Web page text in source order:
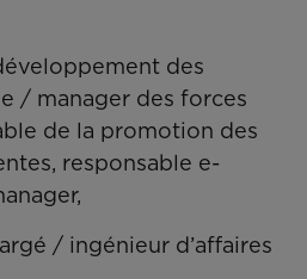
des
/ manager des forces
de la promotion des
responsable e-
/ ingénieur d’affaires